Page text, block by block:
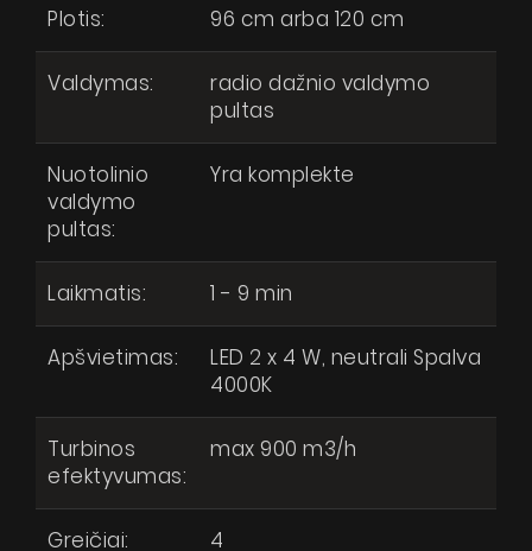
Plotis: 96 cm arba 120 cm
Valdymas:
radio dažnio valdymo
pultas
Nuotolinio
valdymo
pultas:
Yra komplekte
Laikmatis: 1 - 9 min
Apšvietimas:
LED 2 x 4 W, neutrali Spalva
4000K
Turbinos
efektyvumas:
max 900 m3/h
Greičiai: 4